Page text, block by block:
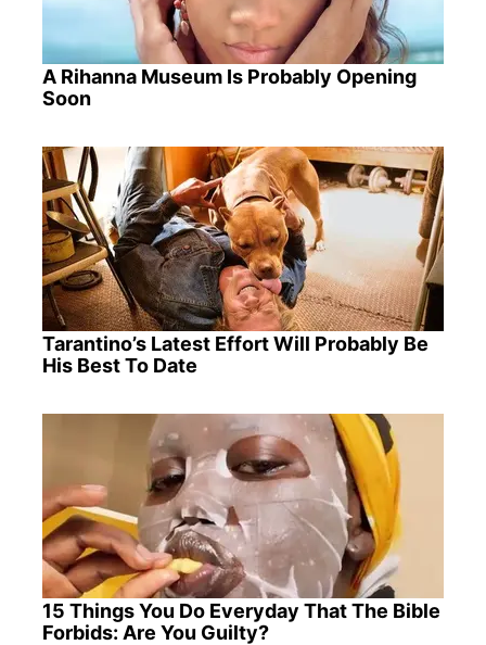
A Rihanna Museum Is Probably Opening
Soon
Tarantino’s Latest Effort Will Probably Be
His Best To Date
15 Things You Do Everyday That The Bible
Forbids: Are You Guilty?